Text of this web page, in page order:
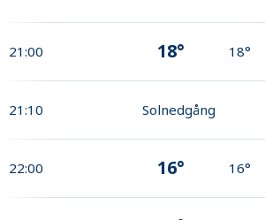
21:00 18° 18°
21:10 Solnedgång
22:00 16° 16°